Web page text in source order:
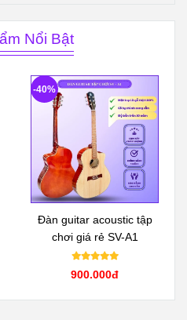
Nổi Bật
Đàn guitar acoustic tập
chơi giá rẻ SV-A1
900.000đ
-40%